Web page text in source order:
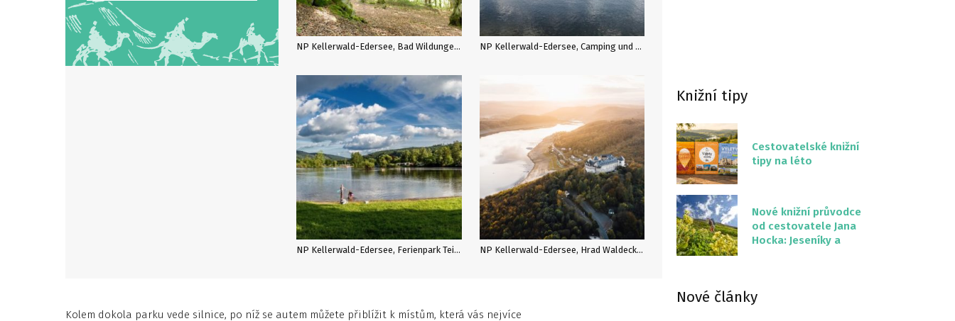
NP Kellerwald-Edersee, Bad Wildungen, Hutewald Halloh, autor: GNTB NP Kellerwald-Edersee, Camping und Ferienpark Teichmann, autor: FT
NP Kellerwald-Edersee, Ferienpark Teichmann, autor: FT NP Kellerwald-Edersee, Hrad Waldeck, Urwaldsteig, German Roamers, autor: GNTB
Kolem dokola parku vede silnice, po níž se autem můžete přiblížit k místům, která vás nejvíce
Knižní tipy
Cestovatelské knižní
tipy na léto
Nové knižní průvodce
od cestovatele Jana
Hocka: Jeseníky a
Nové články